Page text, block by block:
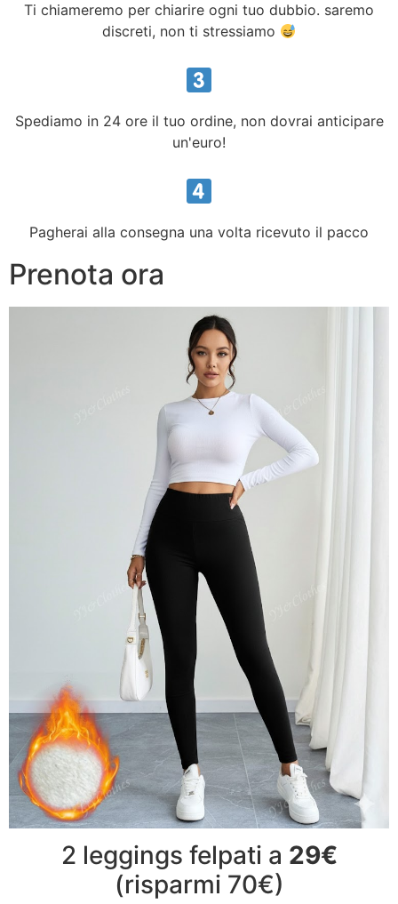
Ti chiameremo per chiarire ogni tuo dubbio. saremo
discreti, non ti stressiamo
Spediamo in 24 ore il tuo ordine, non dovrai anticipare
un'euro!
Pagherai alla consegna una volta ricevuto il pacco
Prenota ora
2 leggings felpati a 29€
(risparmi 70€)